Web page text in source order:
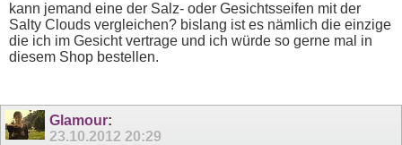
kann jemand eine der Salz- oder Gesichtsseifen mit der
Salty Clouds vergleichen? bislang ist es nämlich die einzige
die ich im Gesicht vertrage und ich würde so gerne mal in
diesem Shop bestellen.
Glamour:
23.10.2012 20:29